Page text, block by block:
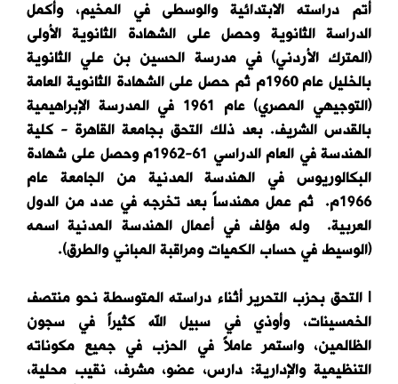
أتم دراسته الابتدائية والوسطى في المخيم، وأكمل
الدراسة الثانوية وحصل على الشهادة الثانوية الأولى
(المترك الأردني) في مدرسة الحسين بن علي الثانوية
بالخليل عام 1960م ثم حصل على الشهادة الثانوية العامة
(التوجيهي المصري) عام 1961 في المدرسة الإبراهيمية
بالقدس الشريف. بعد ذلك التحق بجامعة القاهرة - كلية
الهندسة في العام الدراسي 61-1962م وحصل على شهادة
البكالوريوس في الهندسة المدنية من الجامعة عام
1966م. ثم عمل مهندساً بعد تخرجه في عدد من الدول
العربية. وله مؤلف في أعمال الهندسة المدنية اسمه
(الوسيط في حساب الكميات ومراقبة المباني والطرق).
l التحق بحزب التحرير أثناء دراسته المتوسطة نحو منتصف
الخمسينات، وأوذي في سبيل الله كثيراً في سجون
الظالمين، واستمر عاملاً في الحزب في جميع مكوناته
التنظيمية والإدارية: دارس، عضو، مشرف، نقيب محلية،